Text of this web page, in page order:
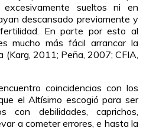
sueltos ni en
descansado previamente y
En parte por esto al
mucho más fácil arrancar la
(Karg, 2011; Peña, 2007; CFIA,
coincidencias con los
el Altísimo escogió para ser
con debilidades, caprichos,
a cometer errores, e hasta la